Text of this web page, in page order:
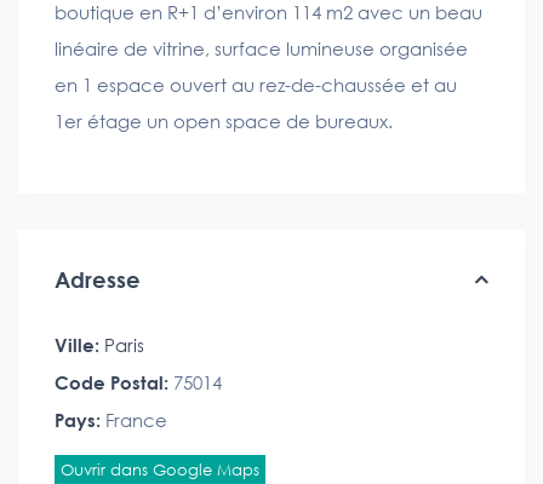
boutique en R+1 d’environ 114 m2 avec un beau
linéaire de vitrine, surface lumineuse organisée
en 1 espace ouvert au rez-de-chaussée et au
1er étage un open space de bureaux.
Adresse
Ville: Paris
Code Postal: 75014
Pays: France
Ouvrir dans Google Maps